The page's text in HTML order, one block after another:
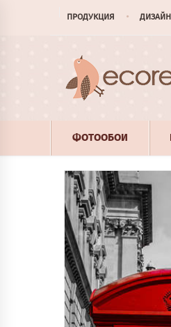
ПРОДУКЦИЯ ДИЗАЙН
ФОТООБОИ